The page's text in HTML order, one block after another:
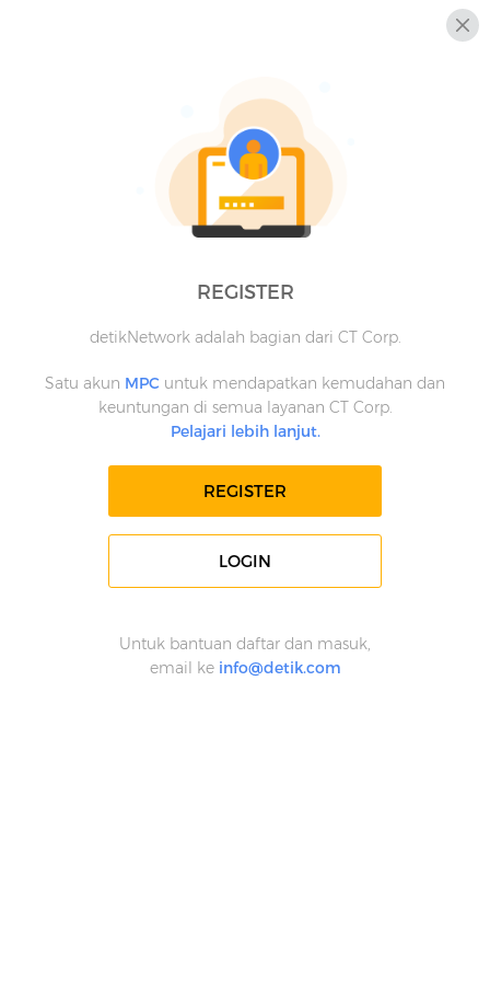
REGISTER
detikNetwork adalah bagian dari CT Corp.
Satu akun MPC untuk mendapatkan kemudahan dan
keuntungan di semua layanan CT Corp.
Pelajari lebih lanjut.
REGISTER
LOGIN
Untuk bantuan daftar dan masuk,
email ke info@detik.com